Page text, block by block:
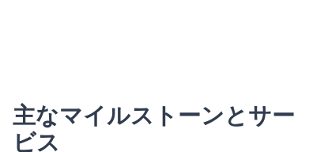
主なマイルストーンとサー
ビス